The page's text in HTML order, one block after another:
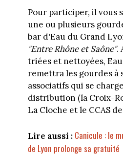
Pour participer, il vous
une ou plusieurs
bar d'Eau du Grand
"Entre Rhône et Saône".
triées et nettoyées,
remettra les gourdes à
associatifs qui se
distribution (la Croix-
La Cloche et le CCAS
Lire aussi : Canicule : le
de Lyon prolonge sa gratuité